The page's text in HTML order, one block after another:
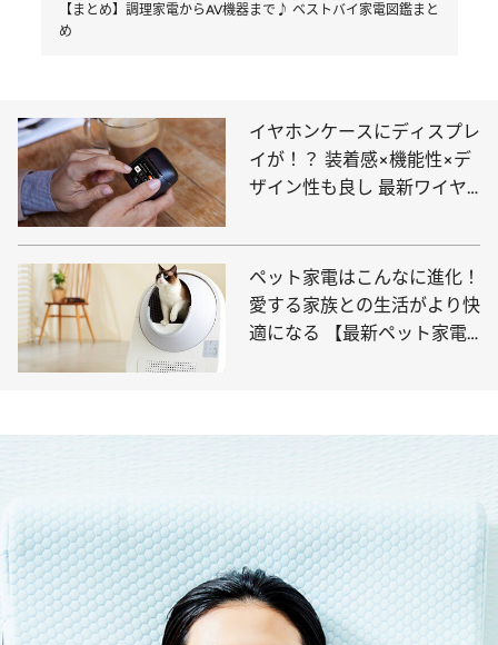
【まとめ】調理家電からAV機器まで♪ ベストバイ家電図鑑まと
め
イヤホンケースにディスプレ
イが！？ 装着感×機能性×デ
ザイン性も良し 最新ワイヤ
ペット家電はこんなに進化！
愛する家族との生活がより快
適になる 【最新ペット家電5